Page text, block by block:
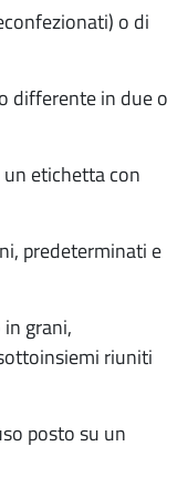
o di
differente in due o
etichetta con
predeterminati e
grani,
riuniti
posto su un